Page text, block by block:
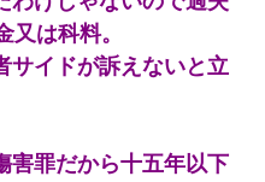
又は科料。
サイドが訴えないと立
害罪だから十五年以下